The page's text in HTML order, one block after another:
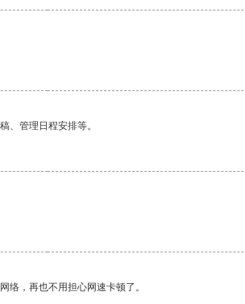
、管理日程安排等。
络，再也不用担心网速卡顿了。